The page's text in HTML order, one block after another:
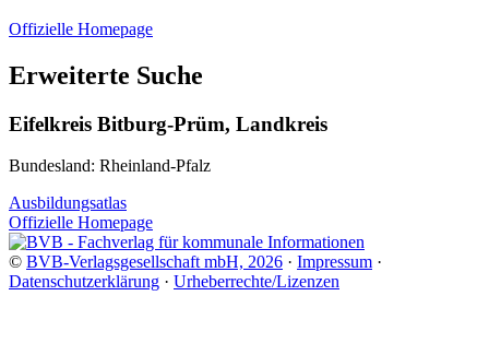
Offizielle Homepage
Erweiterte Suche
Eifelkreis Bitburg-Prüm, Landkreis
Bundesland: Rheinland-Pfalz
Ausbildungsatlas
Offizielle Homepage
© BVB-Verlagsgesellschaft mbH, 2026 · Impressum ·
Datenschutzerklärung · Urheberrechte/Lizenzen